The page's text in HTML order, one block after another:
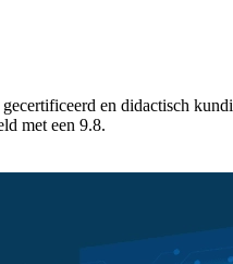
en didactisch
met een 9.8.